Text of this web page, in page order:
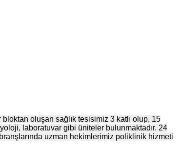
oluşan sağlık tesisimiz 3 katlı olup, 15
laboratuvar gibi üniteler bulunmaktadır. 24
uzman hekimlerimiz poliklinik hizmeti